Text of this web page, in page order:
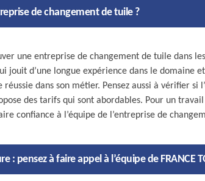
de changement de tuile ?
une entreprise de changement de tuile dans
jouit d’une longue expérience dans le domaine
réussie dans son métier. Pensez aussi à vérifier si
des tarifs qui sont abordables. Pour un
confiance à l’équipe de l’entreprise de
: pensez à faire appel à l’équipe de FRANCE